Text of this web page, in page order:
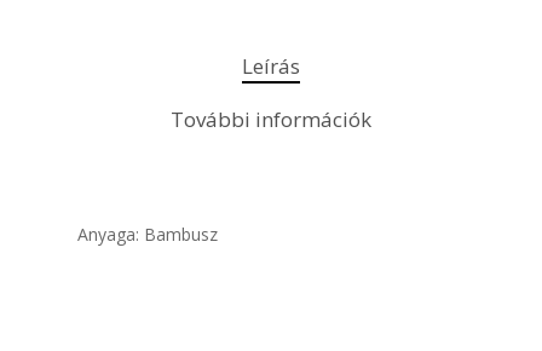
Leírás
További információk
Anyaga: Bambusz